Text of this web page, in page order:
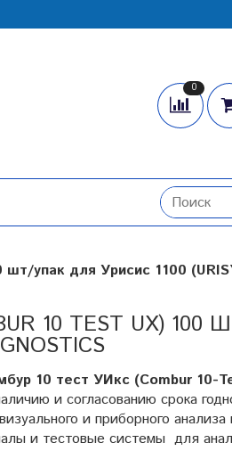
0
упак для Урисис 1100
10 TEST UX)
10 тест УИкс (Combur 10-
и согласованию срока
и приборного
и тестовые системы для